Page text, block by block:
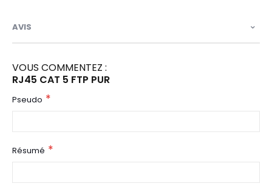
AVIS
VOUS COMMENTEZ :
RJ45 CAT 5 FTP PUR
Pseudo
Résumé